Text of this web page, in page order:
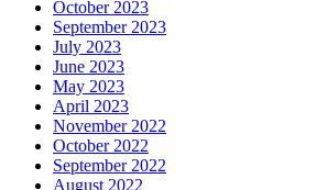
October 2023
September 2023
July 2023
June 2023
May 2023
April 2023
November 2022
October 2022
September 2022
August 2022